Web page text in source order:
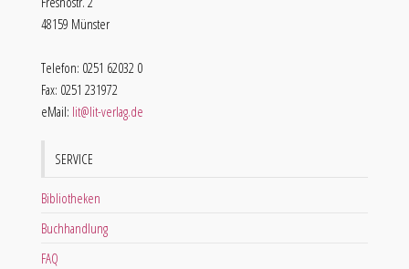
48159 Münster
Telefon: 0251 62032 0
Fax: 0251 231972
eMail: lit@lit-verlag.de
SERVICE
Bibliotheken
Buchhandlung
FAQ